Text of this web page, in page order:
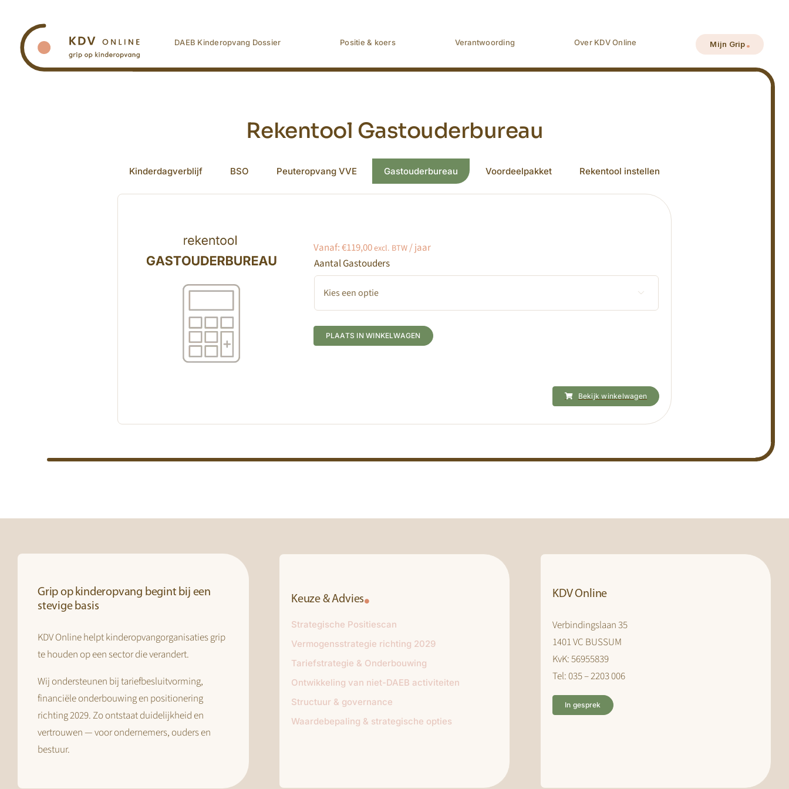
inhoud
DAEB Kinderopvang Dossier Positie & koers Verantwoording Over KDV Online Mijn Grip
Rekentool Gastouderbureau
Kinderdagverblijf BSO Peuteropvang VVE Gastouderbureau Voordeelpakket Rekentool instellen
Vanaf:€119,00excl. BTW/ jaar
Aantal Gastouders

PLAATS IN WINKELWAGEN
Bekijk winkelwagen
Grip op kinderopvang begint bij een
stevige basis
KDV Online helpt kinderopvangorganisaties grip
te houden op een sector die verandert.
Wij ondersteunen bij tariefbesluitvorming,
financiële onderbouwing en positionering
richting 2029. Zo ontstaat duidelijkheid en
vertrouwen — voor ondernemers, ouders en
bestuur.
Keuze & Advies
Strategische Positiescan
Vermogensstrategie richting 2029
Tariefstrategie & Onderbouwing
Ontwikkeling van niet-DAEB activiteiten
Structuur & governance
Waardebepaling & strategische opties
KDV Online
Verbindingslaan 35
1401 VC BUSSUM
KvK: 56955839
Tel: 035 – 2203 006
In gesprek